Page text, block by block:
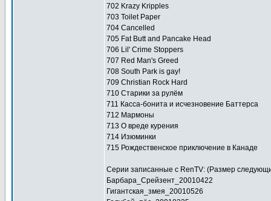
702 Krazy Kripples
703 Toilet Paper
704 Cancelled
705 Fat Butt and Pancake Head
706 Lil' Crime Stoppers
707 Red Man's Greed
708 South Park is gay!
709 Christian Rock Hard
710 Старики за рулём
711 Касса-бонита и исчезновение Баттерса
712 Мармоны
713 О вреде курения
714 Изюминки
715 Рождественское приключение в Канаде
Серии записанные с RenTV: (Размер
Барбара_Срейзент_20010422
Гигантская_змея_20010526